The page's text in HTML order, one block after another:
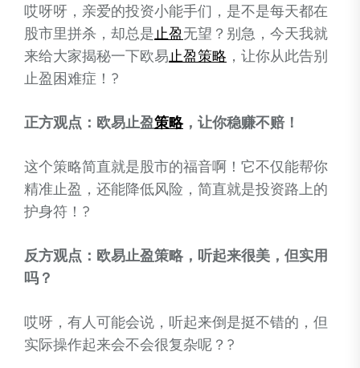
哎呀呀，亲爱的投资小能手们，是不是每天都在
股市里拼杀，却总是止盈无望？别急，今天我就
来给大家揭秘一下欧易止盈策略 ，让你从此告别
止盈困难症！?
正方观点：欧易止盈策略，让你稳赚不赔！
这个策略简直就是股市的福音啊！它不仅能帮你
精准止盈，还能降低风险，简直就是投资路上的
护身符！?
反方观点：欧易止盈策略，听起来很美，但实用
吗？
哎呀，有人可能会说，听起来倒是挺不错的，但
实际操作起来会不会很复杂呢？?